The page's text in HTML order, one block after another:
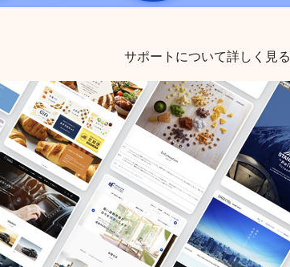
サポートについて詳しく見る